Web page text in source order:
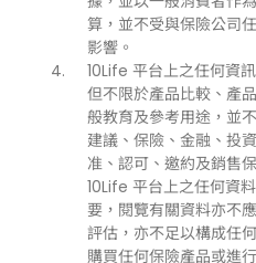
算，並不受與保險公司
影響。
10Life 平台上之任何資
但不限於產品比較、產
般教育及參考用途，並
建議、保險、金融、投
准、認可、邀約及銷售
10Life 平台上之任何資
要，閱覽有關資料亦不
評估，亦不足以構成任
購買任何保險產品或進